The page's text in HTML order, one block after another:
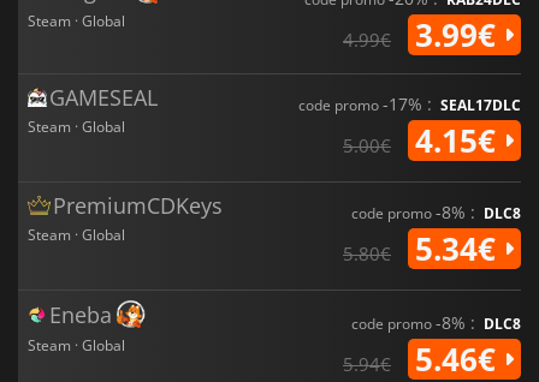
Steam · Global
4.99€ 3.99€
GAMESEAL
Steam · Global
code promo-17% : SEAL17DLC
5.00€ 4.15€
PremiumCDKeys
Steam · Global
code promo-8% : DLC8
5.80€ 5.34€
Eneba
Steam · Global
code promo-8% : DLC8
5.94€ 5.46€